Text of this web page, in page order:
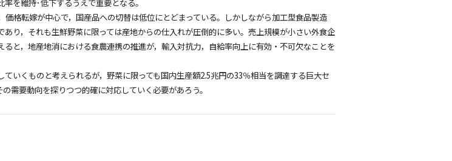
を維持･低下するうえで重要となる。
格転嫁が中心で，国産品への切替は低位にとどまっている。しかしながら加工型食品製造
り，それも生鮮野菜に限っては産地からの仕入れが圧倒的に多い。売上規模が小さい外食企
と，地産地消における食農連携の推進が，輸入対抗力，自給率向上に有効・不可欠なことを
いくものと考えられるが，野菜に限っても国内生産額2.5兆円の33％相当を調達する巨大セ
需要動向を探りつつ的確に対応していく必要があろう。